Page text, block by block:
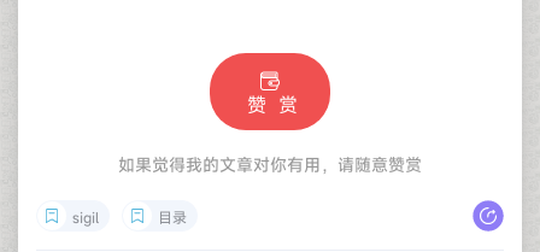
赞 赏
如果觉得我的文章对你有用，请随意赞赏
sigil 目录